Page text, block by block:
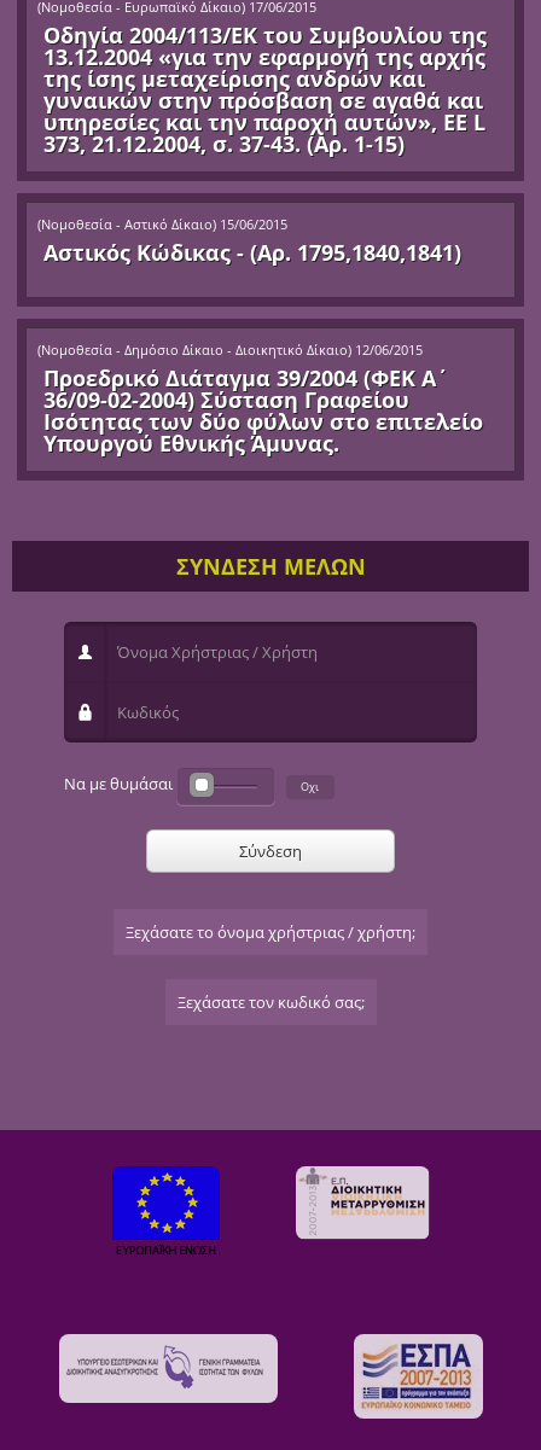
(Νομοθεσία - Ευρωπαϊκό Δίκαιο) 17/06/2015
Οδηγία 2004/113/ΕΚ του Συμβουλίου της
13.12.2004 «για την εφαρμογή της αρχής
της ίσης μεταχείρισης ανδρών και
γυναικών στην πρόσβαση σε αγαθά και
υπηρεσίες και την παροχή αυτών», ΕΕ L
373, 21.12.2004, σ. 37-43. (Αρ. 1-15)
(Νομοθεσία - Αστικό Δίκαιο) 15/06/2015
Αστικός Κώδικας - (Αρ. 1795,1840,1841)
(Νομοθεσία - Δημόσιο Δίκαιο - Διοικητικό Δίκαιο) 12/06/2015
Προεδρικό Διάταγμα 39/2004 (ΦΕΚ Α΄
36/09-02-2004) Σύσταση Γραφείου
Ισότητας των δύο φύλων στο επιτελείο
Υπουργού Εθνικής Άμυνας.
ΣΥΝΔΕΣΗ ΜΕΛΩΝ
Όνομα Χρήστριας / Χρήστη
Κωδικός
Να με θυμάσαι
Σύνδεση
Ξεχάσατε το όνομα χρήστριας / χρήστη;
Ξεχάσατε τον κωδικό σας;